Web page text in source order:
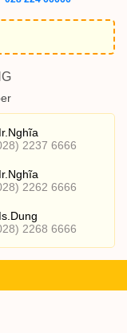
2237 6666
2262 6666
2268 6666